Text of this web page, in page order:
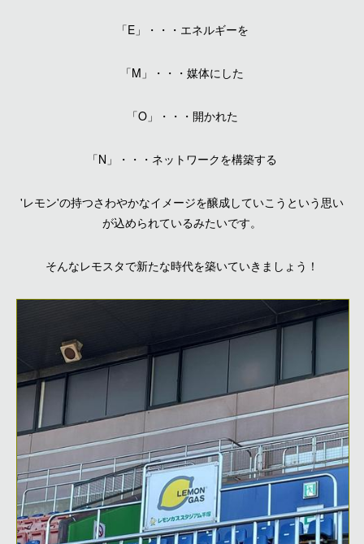
「E」・・・エネルギーを
「M」・・・媒体にした
「O」・・・開かれた
「N」・・・ネットワークを構築する
'レモン'の持つさわやかなイメージを醸成していこうという思い
が込められているみたいです。
そんなレモスタで新たな時代を築いていきましょう！